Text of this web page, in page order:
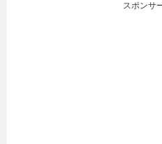
スポンサ